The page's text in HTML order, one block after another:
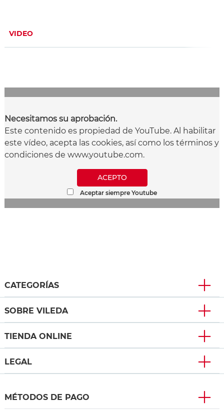
VIDEO
Necesitamos su aprobación.
Este contenido es propiedad de YouTube. Al habilitar
este vídeo, acepta las cookies, así como los términos y
condiciones de www.youtube.com.
ACEPTO
Aceptar siempre Youtube
CATEGORÍAS
SOBRE VILEDA
TIENDA ONLINE
LEGAL
MÉTODOS DE PAGO